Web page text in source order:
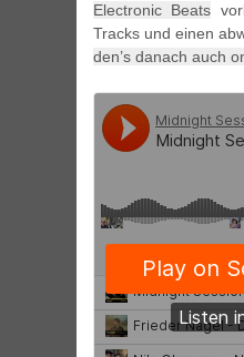
Electronic Beats
Tracks und einen
den’s danach auch